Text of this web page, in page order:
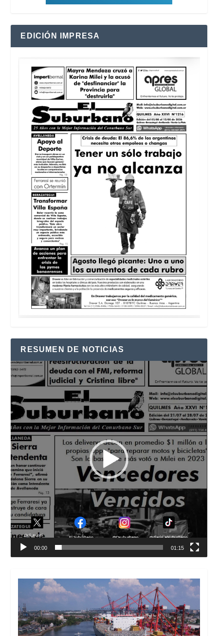
EDICIÓN IMPRESA
RESUMEN DE NOTICIAS
Reproductor
de
vídeo
00:00 01:15